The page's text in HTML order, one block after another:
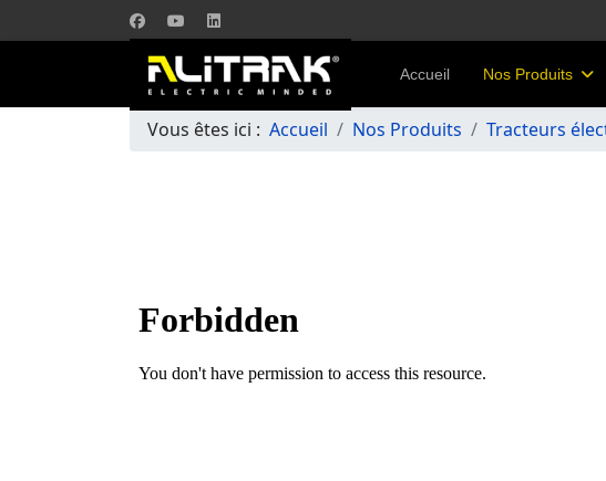
Accueil Nos Produits
Vous êtes ici : Accueil Nos Produits Tracteurs